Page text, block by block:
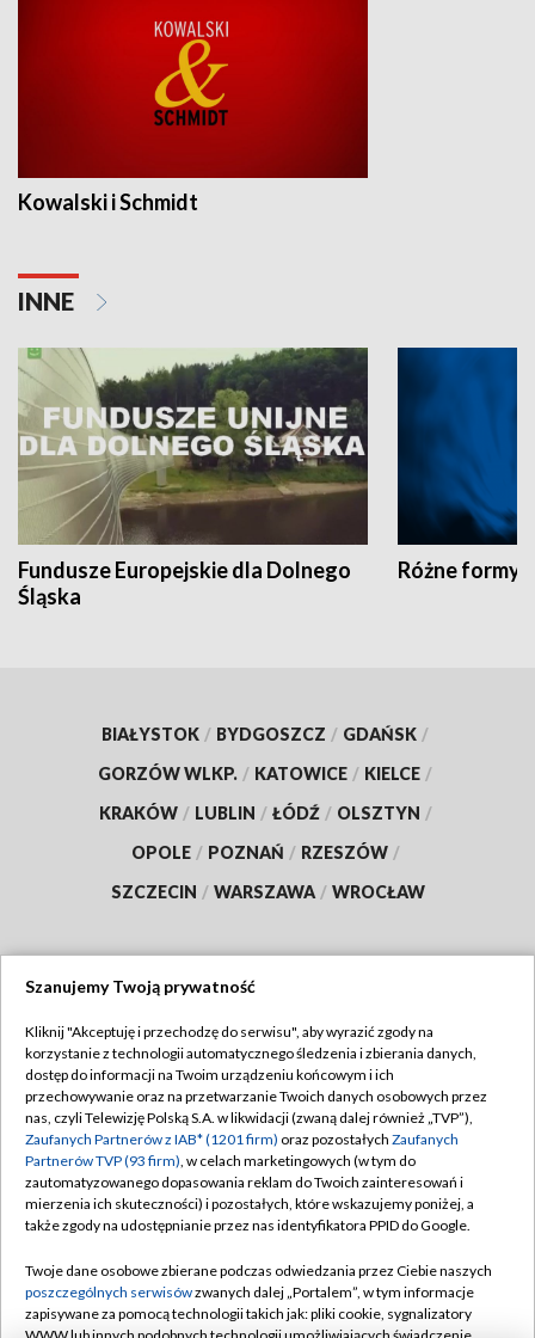
Kowalski i Schmidt
INNE
Fundusze Europejskie dla Dolnego
Śląska
Różne formy
BIAŁYSTOK / BYDGOSZCZ / GDAŃSK /
GORZÓW WLKP. / KATOWICE / KIELCE /
KRAKÓW / LUBLIN / ŁÓDŹ / OLSZTYN /
OPOLE / POZNAŃ / RZESZÓW /
SZCZECIN / WARSZAWA / WROCŁAW
TVP
Abonament TVP
Emisja w TVP
Centrum informacji TVP
Naziemna Telewizja Cyfrowa
Rada Programowa
System NOS
Regulamin TVP
Polityka prywatności
Moje zgody
Pomoc
Kontakt
Szanujemy Twoją prywatność
Kliknij "Akceptuję i przechodzę do serwisu", aby wyrazić zgody na
korzystanie z technologii automatycznego śledzenia i zbierania danych,
dostęp do informacji na Twoim urządzeniu końcowym i ich
przechowywanie oraz na przetwarzanie Twoich danych osobowych przez
nas, czyli Telewizję Polską S.A. w likwidacji (zwaną dalej również „TVP”),
Zaufanych Partnerów z IAB* (1201 firm) oraz pozostałych Zaufanych
Partnerów TVP (93 firm), w celach marketingowych (w tym do
zautomatyzowanego dopasowania reklam do Twoich zainteresowań i
mierzenia ich skuteczności) i pozostałych, które wskazujemy poniżej, a
także zgody na udostępnianie przez nas identyfikatora PPID do Google.
Twoje dane osobowe zbierane podczas odwiedzania przez Ciebie naszych
poszczególnych serwisówzwanych dalej „Portalem”, w tym informacje
zapisywane za pomocą technologii takich jak: pliki cookie, sygnalizatory